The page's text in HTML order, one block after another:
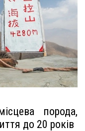
порода,
до 20 років